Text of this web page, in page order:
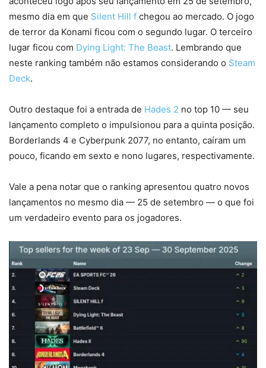
mesmo dia em que Silent Hill f chegou ao mercado. O jogo
de terror da Konami ficou com o segundo lugar. O terceiro
lugar ficou com Dying Light: The Beast. Lembrando que
neste ranking também não estamos considerando o Steam
Deck.
Outro destaque foi a entrada de Hades 2 no top 10 — seu
lançamento completo o impulsionou para a quinta posição.
Borderlands 4 e Cyberpunk 2077, no entanto, caíram um
pouco, ficando em sexto e nono lugares, respectivamente.
Vale a pena notar que o ranking apresentou quatro novos
lançamentos no mesmo dia — 25 de setembro — o que foi
um verdadeiro evento para os jogadores.